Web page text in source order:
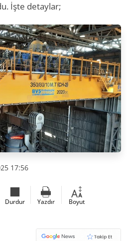
İşte detaylar;
17:56
Durdur Yazdır Boyut